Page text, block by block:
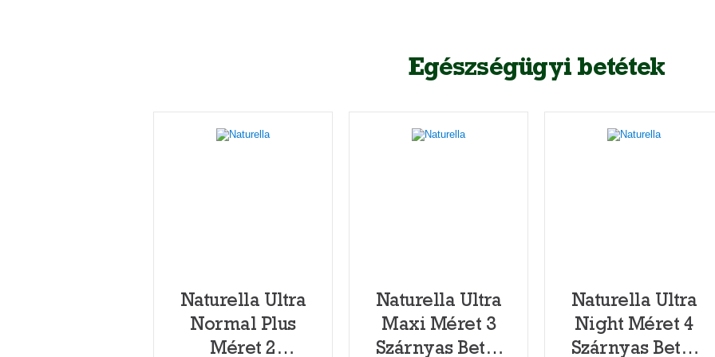
Egészségügyi betétek
Naturella Ultra
Normal Plus
Méret 2
Naturella Ultra
Maxi Méret 3
Szárnyas Betét
Naturella Ultra
Night Méret 4
Szárnyas Betét